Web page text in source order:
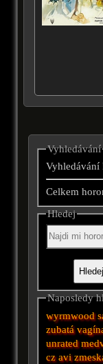
Vyhledávání
Vyhledávání
Celkem
Hledej
Naposledy
wyrmwood
zubatá
unrated
cz avi